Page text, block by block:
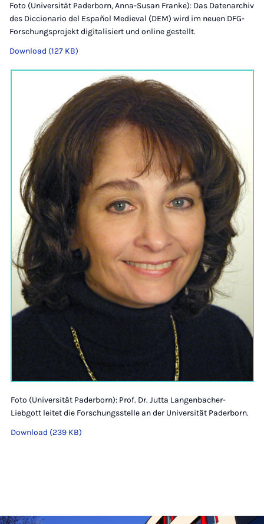
Foto (Universität Paderborn, Anna-Susan Franke): Das Datenarchiv
des Diccionario del Español Medieval (DEM) wird im neuen DFG-
Forschungsprojekt digitalisiert und online gestellt.
Download (127 KB)
Foto (Universität Paderborn): Prof. Dr. Jutta Langenbacher-
Liebgott leitet die Forschungsstelle an der Universität Paderborn.
Download (239 KB)